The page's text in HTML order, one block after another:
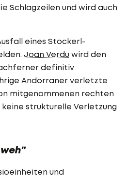
Schlagzeilen und wird auch
eines Stockerl-
Joan Verdu wird den
definitiv
Andorraner verletzte
mitgenommenen rechten
keine strukturelle Verletzung
und